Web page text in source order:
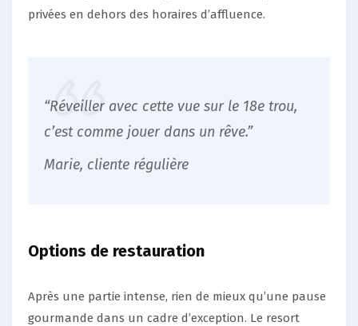
privées en dehors des horaires d’affluence.
“Réveiller avec cette vue sur le 18e trou,
c’est comme jouer dans un rêve.”
Marie, cliente régulière
Options de restauration
Après une partie intense, rien de mieux qu’une pause
gourmande dans un cadre d’exception. Le resort